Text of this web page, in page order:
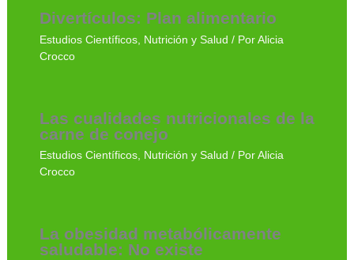
Divertículos: Plan alimentario
Estudios Científicos, Nutrición y Salud / Por Alicia
Crocco
Las cualidades nutricionales de la
carne de conejo
Estudios Científicos, Nutrición y Salud / Por Alicia
Crocco
La obesidad metabólicamente
saludable: No existe